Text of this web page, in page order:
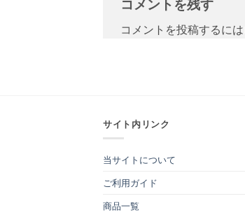
コメントを残す
コメントを投稿するには
サイト内リンク
当サイトについて
ご利用ガイド
商品一覧